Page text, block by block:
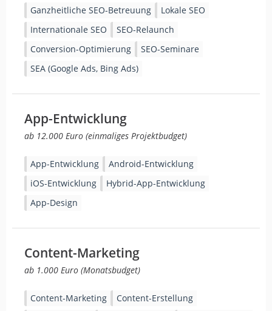
Ganzheitliche SEO-Betreuung
Lokale SEO
Internationale SEO
SEO-Relaunch
Conversion-Optimierung
SEO-Seminare
SEA (Google Ads, Bing Ads)
App-Entwicklung
ab 12.000 Euro (einmaliges Projektbudget)
App-Entwicklung
Android-Entwicklung
iOS-Entwicklung
Hybrid-App-Entwicklung
App-Design
Content-Marketing
ab 1.000 Euro (Monatsbudget)
Content-Marketing
Content-Erstellung